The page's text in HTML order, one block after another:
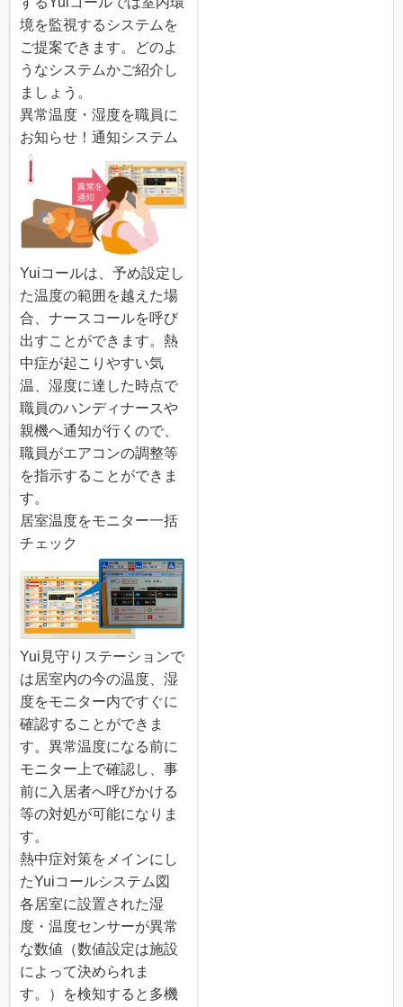
境を監視するシステムを
ご提案できます。どのよ
うなシステムかご紹介し
ましょう。
異常温度・湿度を職員に
お知らせ！通知システム
Yuiコールは、予め設定し
た温度の範囲を越えた場
合、ナースコールを呼び
出すことができます。熱
中症が起こりやすい気
温、湿度に達した時点で
職員のハンディナースや
親機へ通知が行くので、
職員がエアコンの調整等
を指示することができま
す。
居室温度をモニター一括
チェック
Yui見守りステーションで
は居室内の今の温度、湿
度をモニター内ですぐに
確認することができま
す。異常温度になる前に
モニター上で確認し、事
前に入居者へ呼びかける
等の対処が可能になりま
す。
熱中症対策をメインにし
たYuiコールシステム図
各居室に設置された湿
度・温度センサーが異常
な数値（数値設定は施設
によって決められま
す。）を検知すると多機